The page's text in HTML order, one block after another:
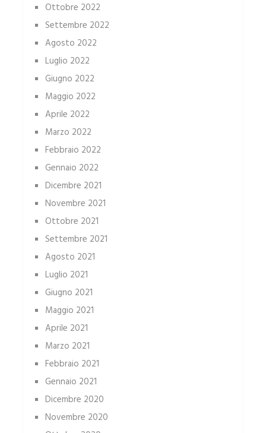
Ottobre 2022
Settembre 2022
Agosto 2022
Luglio 2022
Giugno 2022
Maggio 2022
Aprile 2022
Marzo 2022
Febbraio 2022
Gennaio 2022
Dicembre 2021
Novembre 2021
Ottobre 2021
Settembre 2021
Agosto 2021
Luglio 2021
Giugno 2021
Maggio 2021
Aprile 2021
Marzo 2021
Febbraio 2021
Gennaio 2021
Dicembre 2020
Novembre 2020